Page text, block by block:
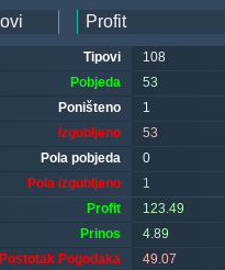
Tipovi
Pobjeda
Poništeno
Izgubljeno
Pola pobjeda
Pola izgubljeno
108
53
1
53
0
1
Profit
Prinos
Postotak Pogodaka
123.49
4.89
49.07